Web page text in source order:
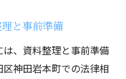
と事前準備
、資料整理と事前準備
神田岩本町での法律相